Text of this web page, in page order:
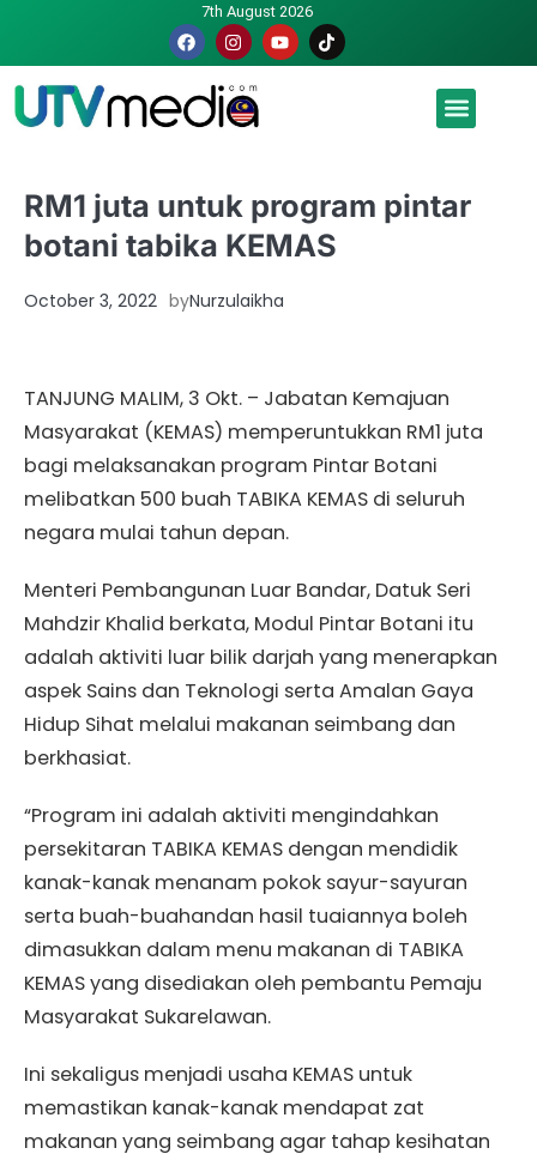
7th August 2026
RM1 juta untuk program pintar
botani tabika KEMAS
October 3, 2022 byNurzulaikha
TANJUNG MALIM, 3 Okt. – Jabatan Kemajuan
Masyarakat (KEMAS) memperuntukkan RM1 juta
bagi melaksanakan program Pintar Botani
melibatkan 500 buah TABIKA KEMAS di seluruh
negara mulai tahun depan.
Menteri Pembangunan Luar Bandar, Datuk Seri
Mahdzir Khalid berkata, Modul Pintar Botani itu
adalah aktiviti luar bilik darjah yang menerapkan
aspek Sains dan Teknologi serta Amalan Gaya
Hidup Sihat melalui makanan seimbang dan
berkhasiat.
“Program ini adalah aktiviti mengindahkan
persekitaran TABIKA KEMAS dengan mendidik
kanak-kanak menanam pokok sayur-sayuran
serta buah-buahandan hasil tuaiannya boleh
dimasukkan dalam menu makanan di TABIKA
KEMAS yang disediakan oleh pembantu Pemaju
Masyarakat Sukarelawan.
Ini sekaligus menjadi usaha KEMAS untuk
memastikan kanak-kanak mendapat zat
makanan yang seimbang agar tahap kesihatan